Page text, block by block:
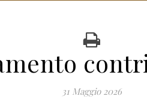
31 Maggio 2026